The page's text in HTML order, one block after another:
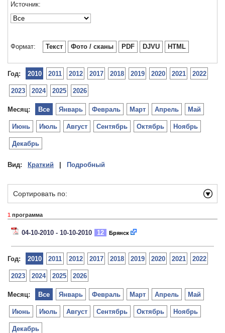
Источник:
Формат: Текст Фото / сканы PDF DJVU HTML
Год: 2010 2011 2012 2017 2018 2019 2020 2021 2022
2023 2024 2025 2026
Месяц: Январь Февраль Март Апрель Май
Июнь Июль Август Сентябрь Октябрь Ноябрь
Декабрь
Все
Вид: Краткий Подробный
Сортировать по:
1 программа
04-10-2010 - 10-10-2010 12 Брянск
Год: 2010 2011 2012 2017 2018 2019 2020 2021 2022
2023 2024 2025 2026
Месяц: Январь Февраль Март Апрель Май
Июнь Июль Август Сентябрь Октябрь Ноябрь
Декабрь
Все